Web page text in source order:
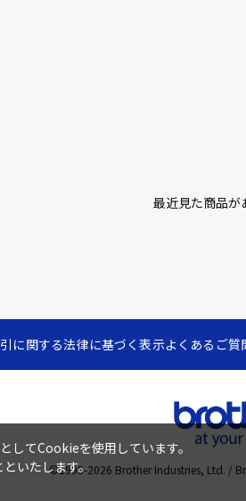
最近見た商品が
に関する法律に基づく表示よくあるご質
©1995-2026 Brother Industries, Ltd. /
してCookieを使用しています。
いたします。